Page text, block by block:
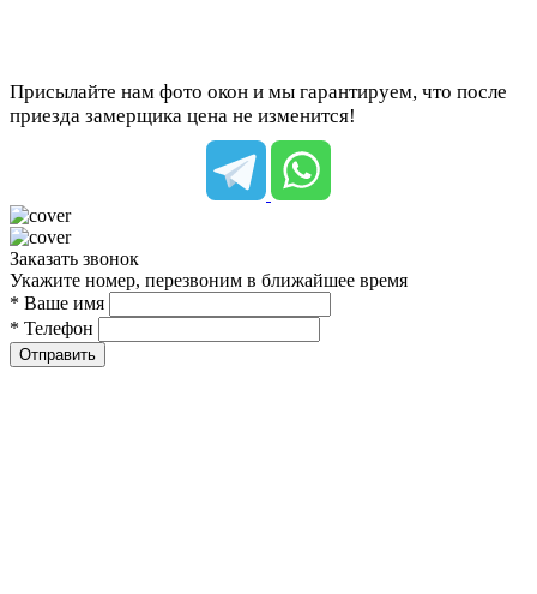
Присылайте нам фото окон и мы гарантируем, что после
приезда замерщика цена не изменится!
Заказать звонок
Укажите номер, перезвоним в ближайшее время
* Ваше имя
* Телефон
Отправить